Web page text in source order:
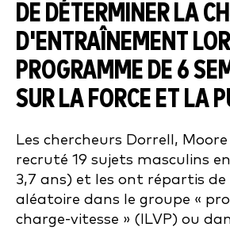
DE DÉTERMINER LA
D'ENTRAÎNEMENT
PROGRAMME DE 6
SUR LA FORCE ET LA
Les chercheurs Dorrell,
recruté 19 sujets masculins
3,7 ans) et les ont répartis de
aléatoire dans le groupe «
charge-vitesse » (ILVP) ou